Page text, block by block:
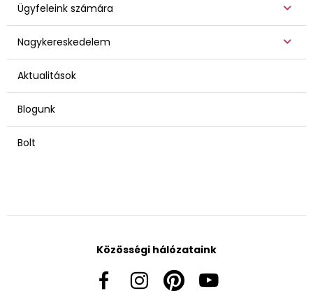
Ügyfeleink számára
Nagykereskedelem
Aktualitások
Blogunk
Bolt
Közösségi hálózataink